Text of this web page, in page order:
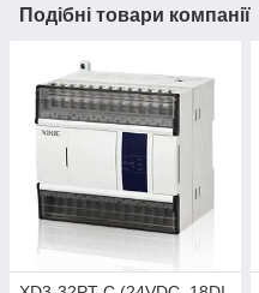
Подібні товари компанії